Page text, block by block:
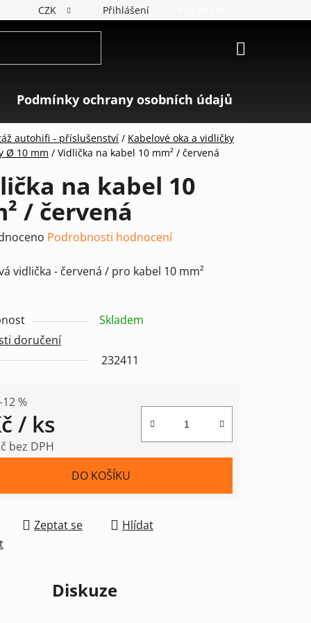
CZK Přihlášení
Podmínky ochrany osobních údajů
autohifi - příslušenství / Kabelové oka a vidličky
Ø 10 mm / Vidlička na kabel 10 mm² / červená
na kabel 10
/ červená
Podrobnosti hodnocení
vidlička - červená / pro kabel 10 mm²
Skladem
doručení
232411
%
/ ks
bez DPH
DO KOŠÍKU
Zeptat se
Hlídat
Diskuze